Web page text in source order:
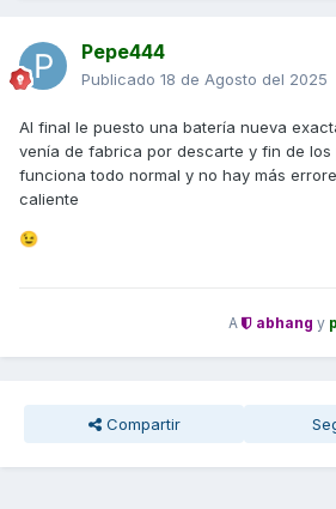
Pepe444
Publicado 18 de Agosto del 2025
Al final le puesto una batería nueva
venía de fabrica por descarte y fin de los
funciona todo normal y no hay más
caliente
😉
A abhang y
Compartir